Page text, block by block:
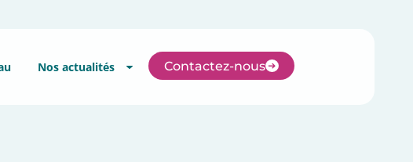
Nos actualités